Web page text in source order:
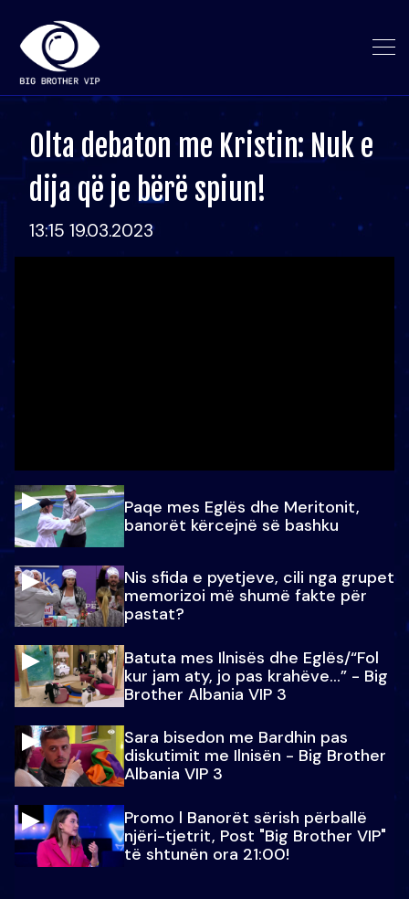
Olta debaton me Kristin: Nuk e
dija që je bërë spiun!
13:15 19.03.2023
Paqe mes Eglës dhe Meritonit,
banorët kërcejnë së bashku
Nis sfida e pyetjeve, cili nga grupet
memorizoi më shumë fakte për
pastat?
Batuta mes Ilnisës dhe Eglës/“Fol
kur jam aty, jo pas krahëve…” - Big
Brother Albania VIP 3
Sara bisedon me Bardhin pas
diskutimit me Ilnisën - Big Brother
Albania VIP 3
Promo l Banorët sërish përballë
njëri-tjetrit, Post "Big Brother VIP"
të shtunën ora 21:00!